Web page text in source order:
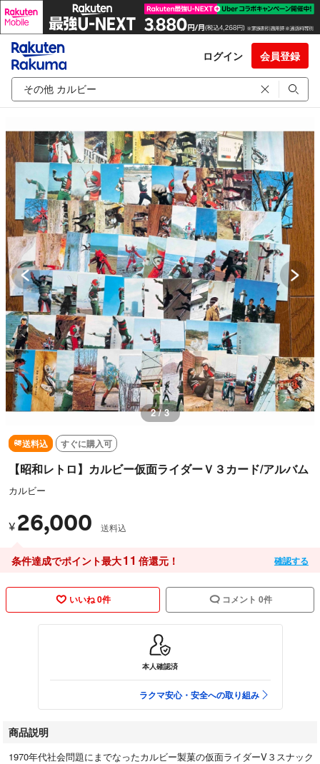
ログイン 会員登録
2 / 3
送料込 すぐに購入可
【昭和レトロ】カルビー仮面ライダーＶ３カード/アルバム
カルビー
¥ 26,000 送料込
条件達成でポイント最大11 倍還元！ 確認する
いいね 0件 コメント 0件
本人確認済
ラクマ安心・安全への取り組み
商品説明
1970年代社会問題にまでなったカルビー製菓の仮面ライダーV３スナック